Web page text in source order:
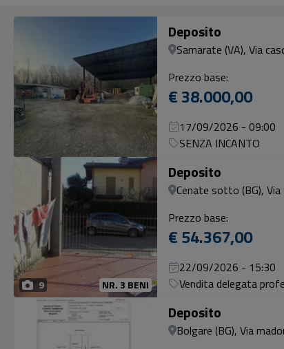
Deposito
Samarate (VA), Via
Prezzo base:
€ 38.000,00
17/09/2026 - 09:00
SENZA INCANTO
9 NR. 3 BENI
Deposito
Cenate sotto (BG),
Prezzo base:
€ 54.367,00
22/09/2026 - 15:30
Vendita delegata
Deposito
Bolgare (BG), Via